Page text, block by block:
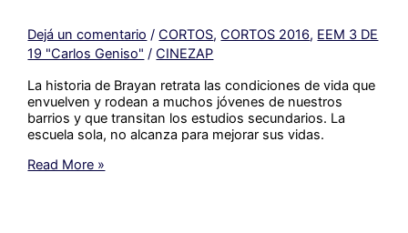
Dejá un comentario /CORTOS,CORTOS 2016, EEM 3 DE
19 "Carlos Geniso" /CINEZAP
La historia de Brayan retrata las condiciones de vida que
envuelven y rodean a muchos jóvenes de nuestros
barrios y que transitan los estudios secundarios. La
escuela sola, no alcanza para mejorar sus vidas.
#117_
Read More »